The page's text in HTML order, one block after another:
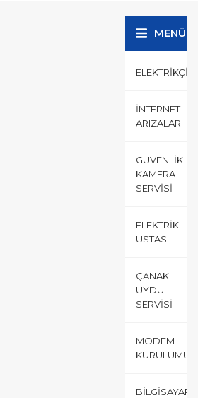
MENÜ
ELEKTRIKÇI
İNTERNET
ARIZALARI
GÜVENLIK
KAMERA
SERVISI
ELEKTRIK
USTASI
ÇANAK
UYDU
SERVISI
MODEM
KURULUMU
BILGISAYAR